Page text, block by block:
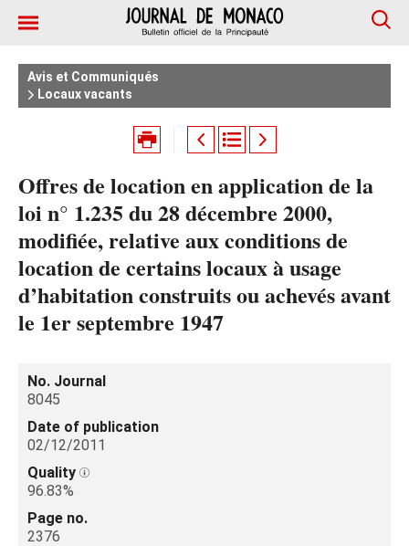
Avis et Communiqués
Locaux vacants
Offres de location en application de la
loi n° 1.235 du 28 décembre 2000,
modifiée, relative aux conditions de
location de certains locaux à usage
d’habitation construits ou achevés avant
le 1er septembre 1947
No. Journal
8045
Date of publication
02/12/2011
Quality
96.83%
Page no.
2376